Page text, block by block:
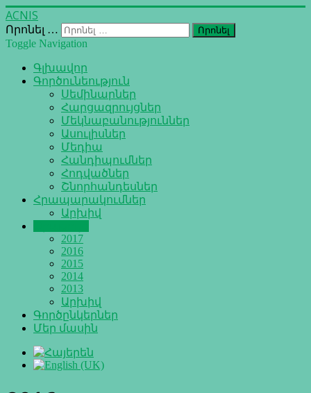
ACNIS
Որոնել … Որոնել
Toggle Navigation
Գլխավոր
Գործունեություն
Սեմինարներ
Հարցազրույցներ
Մեկնաբանություններ
Ասուլիսներ
Մեդիա
Հանդիպումներ
Հոդվածներ
Շնորհանդեսներ
Հրապարակումներ
Արխիվ
2017
2016
2015
2014
2013
Արխիվ
Գործընկերներ
Մեր մասին